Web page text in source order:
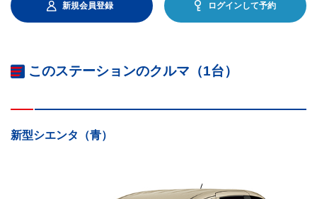
新規会員登録 ログインして予約
このステーションのクルマ（1台）
新型シエンタ（青）